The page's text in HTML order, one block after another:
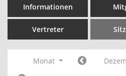
Informationen
Vertreter
Monat